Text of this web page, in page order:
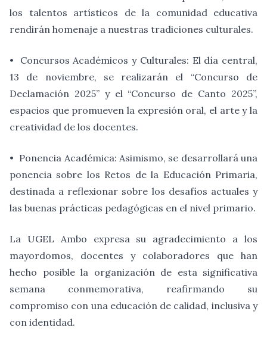
los talentos artísticos de la comunidad educativa
rendirán homenaje a nuestras tradiciones culturales.
•
Concursos Académicos y Culturales: El día central,
13 de noviembre, se realizarán el “Concurso de
Declamación 2025” y el “Concurso de Canto 2025”,
espacios que promueven la expresión oral, el arte y la
creatividad de los docentes.
• Ponencia Académica: Asimismo, se desarrollará una
ponencia sobre los Retos de la Educación Primaria,
destinada a reflexionar sobre los desafíos actuales y
las buenas prácticas pedagógicas en el nivel primario.
La UGEL Ambo expresa su agradecimiento a los
mayordomos, docentes y colaboradores que han
hecho posible la organización de esta significativa
semana conmemorativa, reafirmando su
compromiso con una educación de calidad, inclusiva y
con identidad.